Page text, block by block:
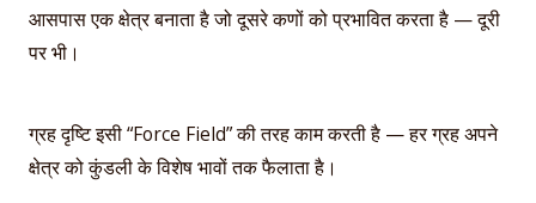
आसपास एक क्षेत्र बनाता है जो दूसरे कणों को प्रभावित करता है — दूरी
पर भी।
ग्रह दृष्टि इसी “Force Field” की तरह काम करती है — हर ग्रह अपने
क्षेत्र को कुंडली के विशेष भावों तक फैलाता है।